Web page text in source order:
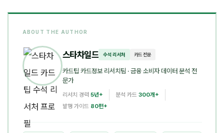
ABOUT THE AUTHOR
스타차일드 수석 리서처 카드 전문
카드팁 카드정보 리서치팀 · 금융 소비자 데이터 분석 전
문가
리서치 경력 5년+ 분석 카드 300개+
발행 가이드 80편+